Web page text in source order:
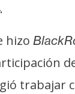
hizo
trabajar